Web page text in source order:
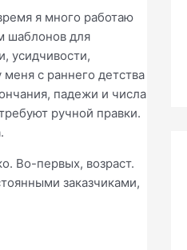
я много работаю
шаблонов для
усидчивости,
с раннего детства
падежи и числа
ручной правки.
Во-первых, возраст.
заказчиками,